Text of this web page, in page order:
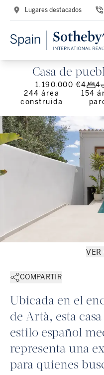
Lugares destacados
Casa de
renovada con
en Arta
1.190.000 €4
4
244 área
construida
154
VER
COMPARTIR
Ubicada en el
de Artà, esta
estilo español
representa una
para quienes